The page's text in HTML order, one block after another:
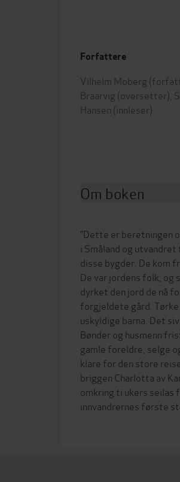
Forfattere
Vilhelm Moberg
Braarvig (oversetter),
Hansen (innleser)
Om boken
”Dette er beretningen
i Småland og
disse bygder. De kom
De var jordens folk, og
dyrket den jord de nå
forgjeldete gård. Tørke
uskyldige barna. Det
Bønder og husmenn
gamle foreldre, selge
klare for den store
briggen Charlotta av
omkring ti ukers seilas
innvandrernes første